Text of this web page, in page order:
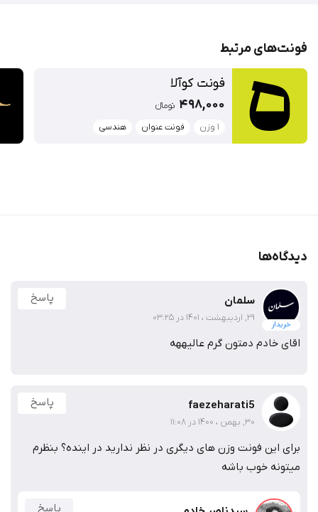
فونت‌‌های مرتبط
فونت کوآلا
498,000 تومان‫ء‬‫
1 وزن
فونت عنوان هندسی
دیدگاه‌ها
خریدار
سلمان
29, اردیبهشت ، 1401 در 03:25
پاسخ
اقای خادم دمتون گرم عالیههه
faezeharati5
30, بهمن ، 1400 در 11:08
پاسخ
برای این فونت وزن های دیگری در نظر ندارید در اینده؟ بنظرم
میتونه خوب باشه
پاسخ